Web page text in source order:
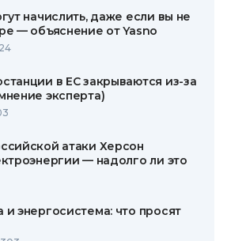
начислить, даже если вы не
— объяснение от Yasno
в ЕС закрываются из-за
эксперта)
атаки Херсон
— надолго ли это
энергосистема: что просят